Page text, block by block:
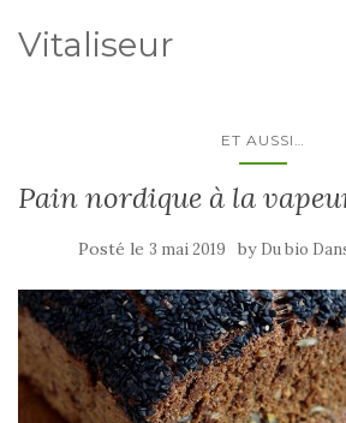
Vitaliseur
ET AUSSI…
Pain nordique à la
Posté le 3 mai 2019 by Du bio